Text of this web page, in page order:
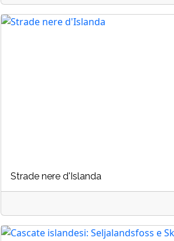
Strade nere d'Islanda